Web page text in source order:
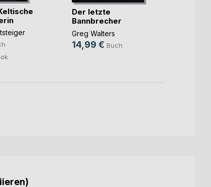
Der letzte
Bannbrecher
Greg Walters
14,99 € Buch